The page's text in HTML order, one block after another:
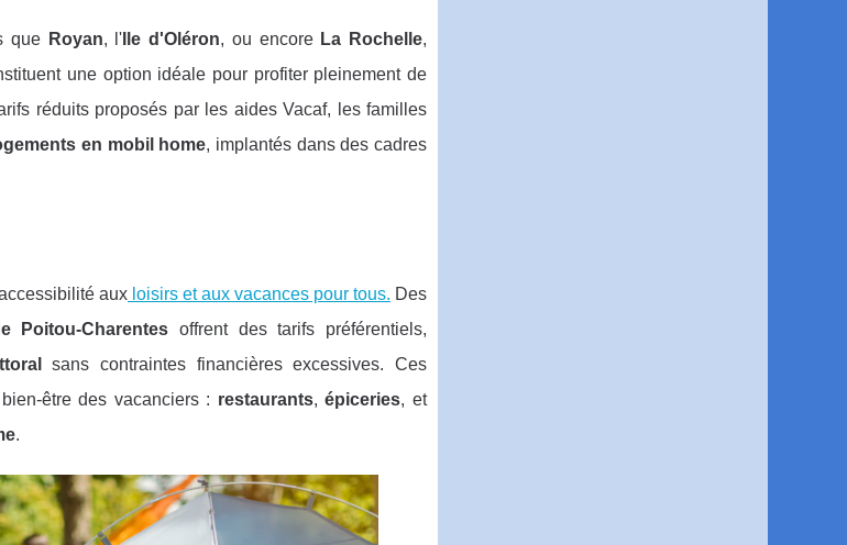
que Royan, l' Ile d'Oléron, ou encore La Rochelle,
une option idéale pour profiter pleinement de
réduits proposés par les aides Vacaf, les familles
en mobil home, implantés dans des cadres
aux loisirs et aux vacances pour tous. Des
Poitou-Charentes offrent des tarifs préférentiels,
sans contraintes financières excessives. Ces
être des vacanciers : restaurants,épiceries, et
.